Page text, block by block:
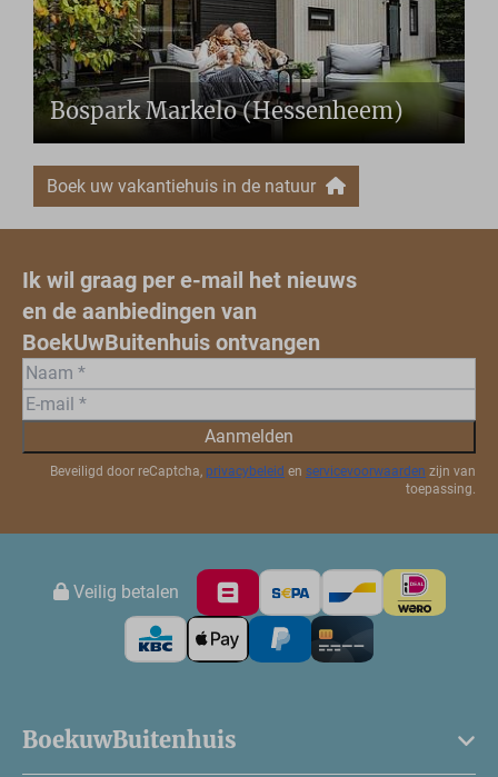
Bospark Markelo (Hessenheem)
Boek uw vakantiehuis in de natuur
Ik wil graag per e-mail het nieuws
en de aanbiedingen van
BoekUwBuitenhuis ontvangen
Aanmelden
Beveiligd door reCaptcha, privacybeleid en servicevoorwaarden zijn van
toepassing.
Veilig betalen
BoekuwBuitenhuis